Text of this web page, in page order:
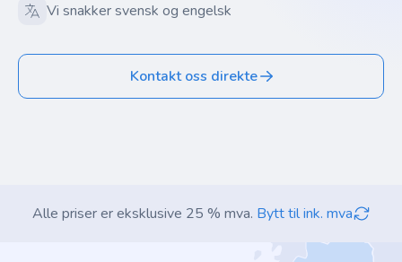
Vi snakker svensk og engelsk
Kontakt oss direkte
Alle priser er eksklusive 25 % mva. Bytt til ink. mva